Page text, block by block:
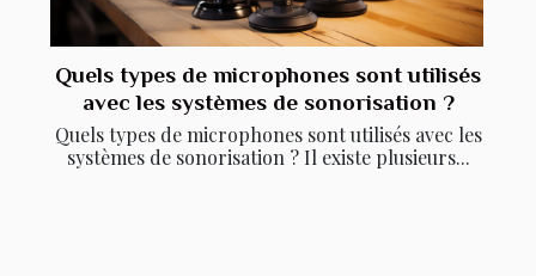
Quels types de microphones sont utilisés
avec les systèmes de sonorisation ?
Quels types de microphones sont utilisés avec les
systèmes de sonorisation ? Il existe plusieurs...